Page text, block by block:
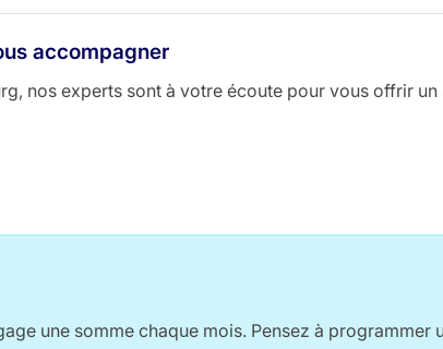
accompagner
nos experts sont à votre écoute pour vous offrir
une somme chaque mois. Pensez à